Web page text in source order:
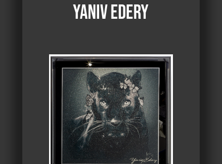
Yaniv Edery